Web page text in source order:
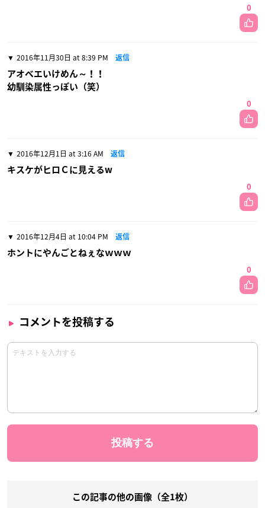
0
2016年11月30日 at 8:39 PM 返信
アオベエいけめん～！！
幼馴染属性っぽい（笑）
0
2016年12月1日 at 3:16 AM 返信
キスケがヒロＣに見えるw
0
2016年12月4日 at 10:04 PM 返信
ホントにやんごとねぇなｗｗｗ
0
コメントを投稿する
この記事の他の画像（全1枚）